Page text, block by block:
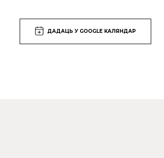
ДАДАЦЬ У GOOGLE КАЛЯНДАР